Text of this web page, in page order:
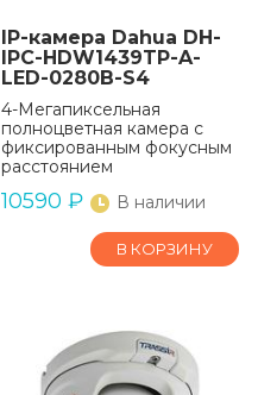
IP-камера Dahua DH-
IPC-HDW1439TP-A-
LED-0280B-S4
4-Мегапиксельная
полноцветная камера с
фиксированным фокусным
расстоянием
10590 ₽ В наличии
В КОРЗИНУ